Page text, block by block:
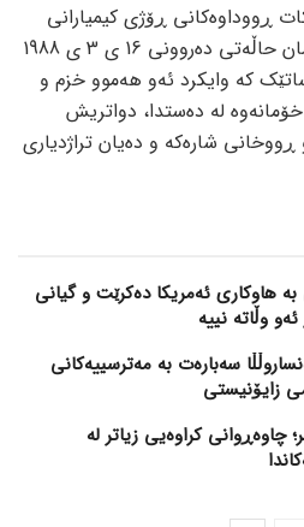
ڕووداوەکانی ڕۆژی کیمیارانی
هەڵەبجە وەبیردێنینەوە، هەمان حاڵەتی دەروونی 16 ی 3 ی 1988
کە وایکرد ئەو هەموو خزم و
لە دەستدا، دواتریش
شارەکە و دەیان تراژدیاری
هاوکاری ئەمریکا دەکرێت و گیانی
وڵاتە نییە
سەبارەت بە مەترسییەکانی
زایۆنیستی
کراوەیی زیاتر لە